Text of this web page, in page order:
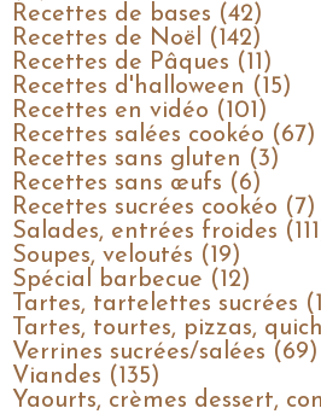
Recettes de bases (42)
Recettes de Noël (142)
Recettes de Pâques (11)
Recettes d'halloween (15)
Recettes en vidéo (101)
Recettes salées cookéo (67)
Recettes sans gluten (3)
Recettes sans œufs (6)
Recettes sucrées cookéo (7)
Salades, entrées froides
Soupes, veloutés (19)
Spécial barbecue (12)
Tartes, tartelettes sucrées
Tartes, tourtes, pizzas,
Verrines sucrées/salées (69)
Viandes (135)
Yaourts, crèmes dessert,